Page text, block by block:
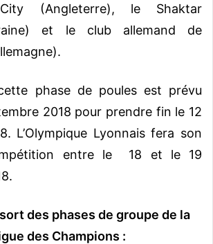
(Angleterre), le Shaktar
et le club allemand de
phase de poules est prévu
2018 pour prendre fin le 12
L’Olympique Lyonnais fera son
entre le 18 et le 19
des phases de groupe de la
des Champions :